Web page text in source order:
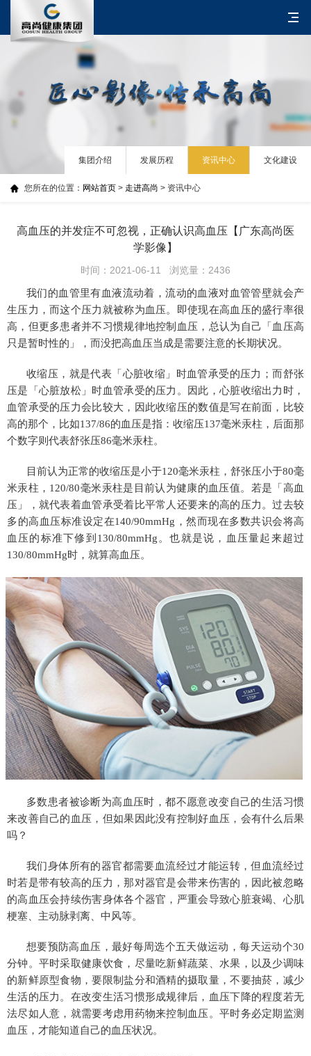
您所在的位置： 网站首页 > 走进高尚 > 资讯中心
集团介绍 发展历程 资讯中心 文化建设
高血压的并发症不可忽视，正确认识高血压【广东高尚医
学影像】
时间：2021-06-11 浏览量：2436
我们的血管里有血液流动着，流动的血液对血管管壁就会产
生压力，而这个压力就被称为血压。即使现在高血压的盛行率很
高，但更多患者并不习惯规律地控制血压，总认为自己「血压高
只是暂时性的」，而没把高血压当成是需要注意的长期状况。
收缩压，就是代表「心脏收缩」时血管承受的压力；而舒张
压是「心脏放松」时血管承受的压力。因此，心脏收缩出力时，
血管承受的压力会比较大，因此收缩压的数值是写在前面，比较
高的那个，比如137/86的血压是指：收缩压137毫米汞柱，后面那
个数字则代表舒张压86毫米汞柱。
目前认为正常的收缩压是小于120毫米汞柱，舒张压小于80毫
米汞柱，120/80毫米汞柱是目前认为健康的血压值。若是「高血
压」，就代表着血管承受着比平常人还要来的高的压力。过去较
多的高血压标准设定在140/90mmHg，然而现在多数共识会将高
血压的标准下修到130/80mmHg。也就是说，血压量起来超过
130/80mmHg时，就算高血压。
多数患者被诊断为高血压时，都不愿意改变自己的生活习惯
来改善自己的血压，但如果因此没有控制好血压，会有什么后果
吗？
我们身体所有的器官都需要血流经过才能运转，但血流经过
时若是带有较高的压力，那对器官是会带来伤害的，因此被忽略
的高血压会持续伤害身体各个器官，严重会导致心脏衰竭、心肌
梗塞、主动脉剥离、中风等。
想要预防高血压，最好每周选个五天做运动，每天运动个30
分钟。平时采取健康饮食，尽量吃新鲜蔬菜、水果，以及少调味
的新鲜原型食物，要限制盐分和酒精的摄取量，不要抽菸，减少
生活的压力。 在改变生活习惯形成规律后，血压下降的程度若无
法尽如人意，就需要考虑用药物来控制血压。平时务必定期监测
血压，才能知道自己的血压状况。